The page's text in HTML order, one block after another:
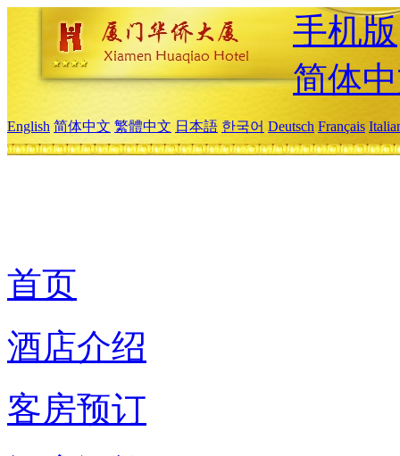
手机版
简体
English 简体中文 繁體中文 日本語 한국어 Deutsch Français
首页
酒店介绍
客房预订